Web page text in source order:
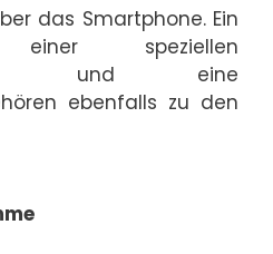
das Smartphone. Ein
speziellen
und eine
ebenfalls zu den